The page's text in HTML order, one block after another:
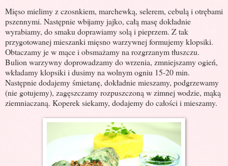
Mięso mielimy z czosnkiem, marchewką, selerem, cebulą i otrębami
pszennymi. Następnie wbijamy jajko, całą masę dokładnie
wyrabiamy, do smaku doprawiamy solą i pieprzem. Z tak
przygotowanej mieszanki mięsno warzywnej formujemy klopsiki.
Obtaczamy je w mące i obsmażamy na rozgrzanym tłuszczu.
Bulion warzywny doprowadzamy do wrzenia, zmniejszamy ogień,
wkładamy klopsiki i dusimy na wolnym ogniu 15-20 min.
Następnie dodajemy śmietanę, dokładnie mieszamy, podgrzewamy
(nie gotujemy), zagęszczamy rozpuszczoną w zimnej wodzie, mąką
ziemniaczaną. Koperek siekamy, dodajemy do całości i mieszamy.